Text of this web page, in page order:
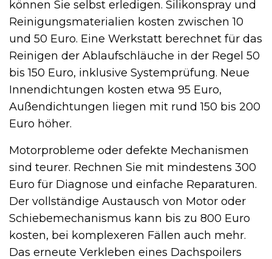
können Sie selbst erledigen. Silikonspray und
Reinigungsmaterialien kosten zwischen 10
und 50 Euro. Eine Werkstatt berechnet für das
Reinigen der Ablaufschläuche in der Regel 50
bis 150 Euro, inklusive Systemprüfung. Neue
Innendichtungen kosten etwa 95 Euro,
Außendichtungen liegen mit rund 150 bis 200
Euro höher.
Motorprobleme oder defekte Mechanismen
sind teurer. Rechnen Sie mit mindestens 300
Euro für Diagnose und einfache Reparaturen.
Der vollständige Austausch von Motor oder
Schiebemechanismus kann bis zu 800 Euro
kosten, bei komplexeren Fällen auch mehr.
Das erneute Verkleben eines Dachspoilers